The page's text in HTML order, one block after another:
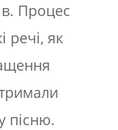
Процес
речі, як
пісню.